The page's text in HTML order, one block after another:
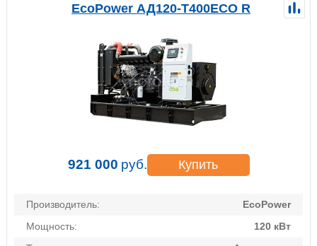
EcoPower АД120-T400ECO R
921 000 руб. Купить
Производитель:
EcoPower
Мощность:
120 кВт